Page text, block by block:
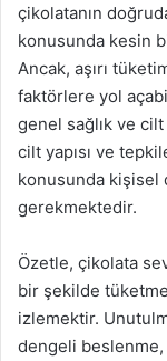
çikolatanın
konusunda kesin
Ancak, aşırı
faktörlere yol
genel sağlık ve cilt
cilt yapısı ve
konusunda kişisel
gerekmektedir.
Özetle, çikolata
bir şekilde
izlemektir.
dengeli beslenme,